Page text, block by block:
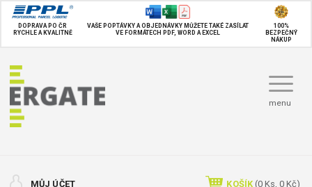
DOPRAVA PO ČR
RYCHLE A KVALITNĚ
VAŠE POPTÁVKY A OBJEDNÁVKY MŮŽETE TAKÉ ZASÍLAT
VE FORMÁTECH PDF, WORD A EXCEL
100%
BEZPEČNÝ
NÁKUP
menu
MŮJ ÚČET KOŠÍK (0 Ks, 0 Kč)